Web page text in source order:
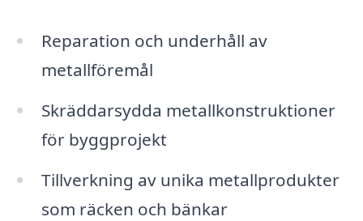
Reparation och underhåll av
metallföremål
Skräddarsydda metallkonstruktioner
för byggprojekt
Tillverkning av unika metallprodukter
som räcken och bänkar